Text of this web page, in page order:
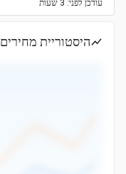
עודכן לפני: 3 שעות
היסטוריית מחירים